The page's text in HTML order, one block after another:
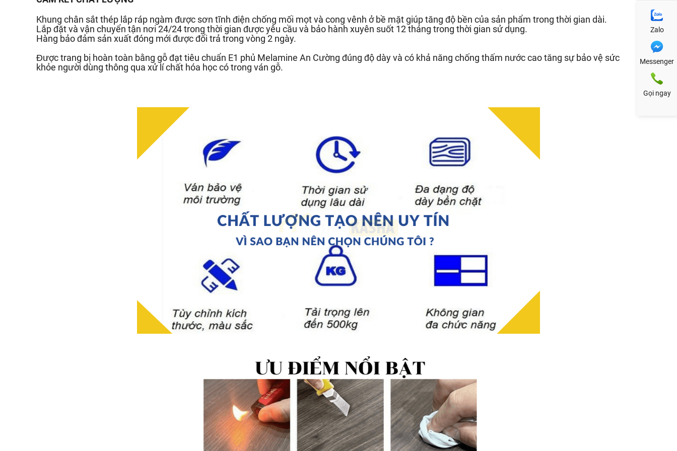
Khung chân sắt thép lắp ráp ngàm được sơn tĩnh điện chống mối mọt và cong vênh ở bề mặt giúp tăng độ bền của sản phẩm trong thời gian dài.
Lắp đặt và vận chuyển tận nơi 24/24 trong thời gian được yêu cầu và bảo hành xuyên suốt 12 tháng trong thời gian sử dụng.
Hàng bảo đảm sản xuất đóng mới được đổi trả trong vòng 2 ngày.
Được trang bị hoàn toàn bằng gỗ đạt tiêu chuẩn E1 phủ Melamine An Cường đúng độ dày và có khả năng chống thấm nước cao tăng sự bảo vệ sức
khỏe người dùng thông qua xử lí chất hóa học có trong ván gỗ.
Zalo
Messenger
Gọi ngay